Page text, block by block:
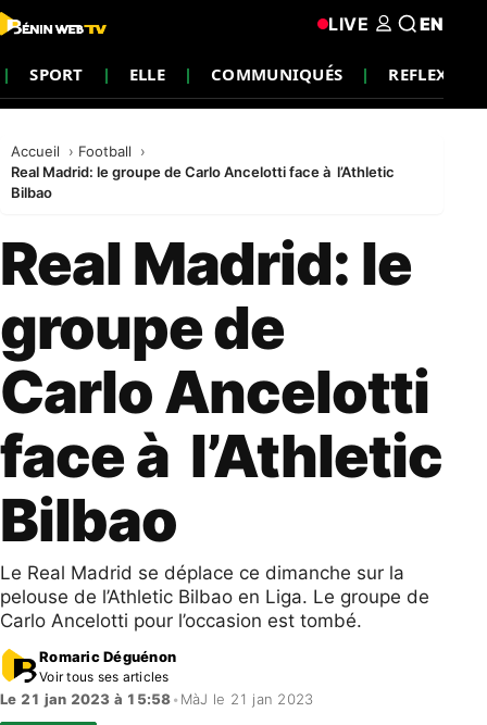
SPORT ELLE COMMUNIQUÉS REFLEXION
LIVE EN
Accueil
Football
Real Madrid: le groupe de Carlo Ancelotti face à l’Athletic
Bilbao
Real Madrid: le
groupe de
Carlo Ancelotti
face à l’Athletic
Bilbao
Le Real Madrid se déplace ce dimanche sur la
pelouse de l’Athletic Bilbao en Liga. Le groupe de
Carlo Ancelotti pour l’occasion est tombé.
Romaric Déguénon
Voir tous ses articles
Le 21 jan 2023 à 15:58• MàJ le 21 jan 2023